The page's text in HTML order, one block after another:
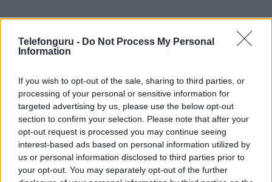
Telefonguru - Do Not Process My Personal
Information
If you wish to opt-out of the sale, sharing to third parties, or
processing of your personal or sensitive information for
targeted advertising by us, please use the below opt-out
section to confirm your selection. Please note that after your
opt-out request is processed you may continue seeing
interest-based ads based on personal information utilized by
us or personal information disclosed to third parties prior to
your opt-out. You may separately opt-out of the further
A OnePlus 5 kamera tudására főleg azok kíváncsiak, akik már
márka csúcsmobilját vagy egy előd modellt birtokolnak,
ugyanis a OnePlus 3/3T nem remekelt a témában. Hiába
tűéles fotókat készít, valahogy a fókusz nincs meg néha,